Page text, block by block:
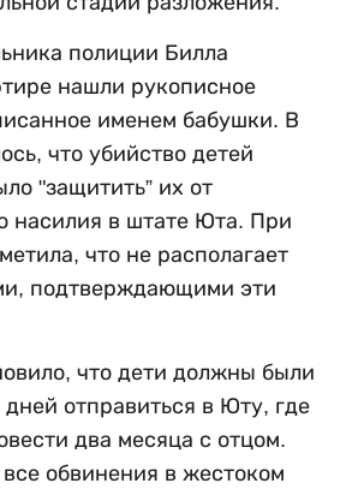
полиции Билла
нашли рукописное
именем бабушки. В
что убийство детей
"защитить” их от
насилия в штате Юта. При
что не располагает
подтверждающими эти
что дети должны были
дней отправиться в Юту, где
два месяца с отцом.
обвинения в жестоком